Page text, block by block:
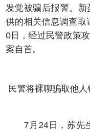
发觉被骗后报警。
供的相关信息调查取
0日，经过民警政策
案自首。
民警将裸聊骗取他
7月24日，苏先生